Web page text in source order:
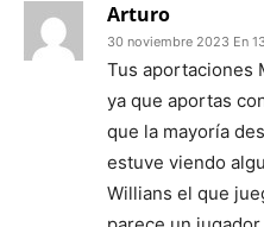
Arturo
30 noviembre 2023 En
Tus aportaciones
ya que aportas
que la mayoría
estuve viendo
Willians el que